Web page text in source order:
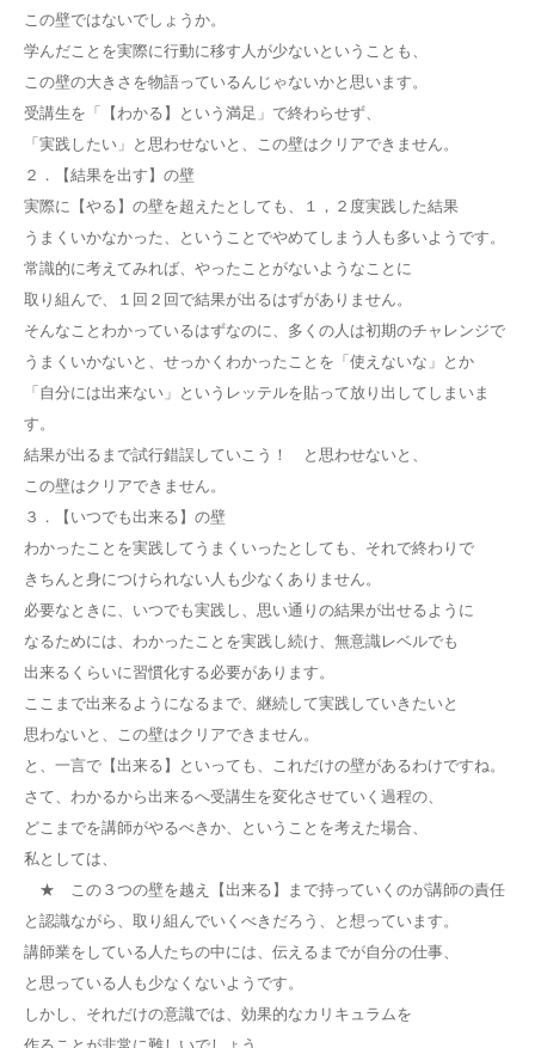
この壁ではないでしょうか。
学んだことを実際に行動に移す人が少ないということも、
この壁の大きさを物語っているんじゃないかと思います。
受講生を「【わかる】という満足」で終わらせず、
「実践したい」と思わせないと、この壁はクリアできません。
２．【結果を出す】の壁
実際に【やる】の壁を超えたとしても、１，２度実践した結果
うまくいかなかった、ということでやめてしまう人も多いようです。
常識的に考えてみれば、やったことがないようなことに
取り組んで、１回２回で結果が出るはずがありません。
そんなことわかっているはずなのに、多くの人は初期のチャレンジで
うまくいかないと、せっかくわかったことを「使えないな」とか
「自分には出来ない」というレッテルを貼って放り出してしまいま
す。
結果が出るまで試行錯誤していこう！ と思わせないと、
この壁はクリアできません。
３．【いつでも出来る】の壁
わかったことを実践してうまくいったとしても、それで終わりで
きちんと身につけられない人も少なくありません。
必要なときに、いつでも実践し、思い通りの結果が出せるように
なるためには、わかったことを実践し続け、無意識レベルでも
出来るくらいに習慣化する必要があります。
ここまで出来るようになるまで、継続して実践していきたいと
思わないと、この壁はクリアできません。
と、一言で【出来る】といっても、これだけの壁があるわけですね。
さて、わかるから出来るへ受講生を変化させていく過程の、
どこまでを講師がやるべきか、ということを考えた場合、
私としては、
★ この３つの壁を越え【出来る】まで持っていくのが講師の責任
と認識ながら、取り組んでいくべきだろう、と想っています。
講師業をしている人たちの中には、伝えるまでが自分の仕事、
と思っている人も少なくないようです。
しかし、それだけの意識では、効果的なカリキュラムを